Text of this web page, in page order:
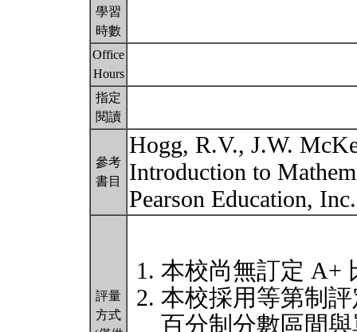
學習
時數
Office
Hours
指定
閱讀
參考
書目
Hogg, R.V., J.W.
Introduction to
Pearson Education,
評量
方式
本校尚無訂定 A+
本校採用等第制
百分制分數區間